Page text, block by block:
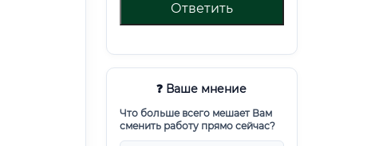
Ответить
❓ Ваше мнение
Что больше всего мешает Вам
сменить работу прямо сейчас?